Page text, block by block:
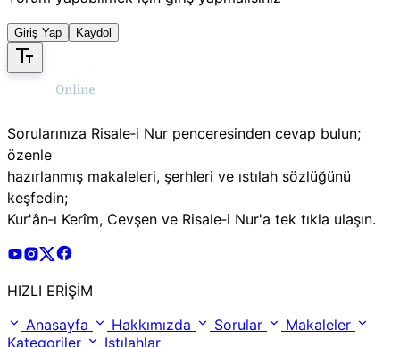
Giriş Yap Kaydol
Sorularınıza Risale‑i Nur penceresinden cevap bulun;
özenle
hazırlanmış makaleleri, şerhleri ve ıstılah sözlüğünü
keşfedin;
Kur'ân‑ı Kerîm, Cevşen ve Risale‑i Nur'a tek tıkla ulaşın.
Risale Online Youtube Hesabı
Risale Online Instagram Hesabı
Risale Online X Hesabı
HIZLI ERİŞİM
Anasayfa
Hakkımızda Sorular
Makaleler
Kategoriler
Istılahlar